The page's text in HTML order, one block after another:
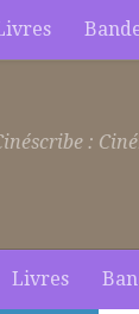
:
Livres